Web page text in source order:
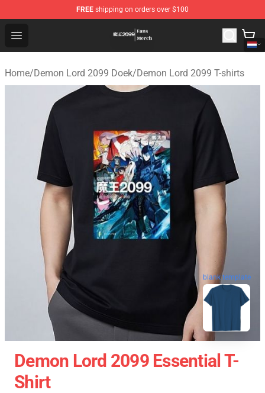
FREE shipping on orders over $100
Open menu
Demon Lord 2099 Store - Official Demon Lord 2099
Home/Demon Lord 2099 Doek/Demon Lord 2099 T-shirts
blank template
Demon Lord 2099 Essential T-
Shirt